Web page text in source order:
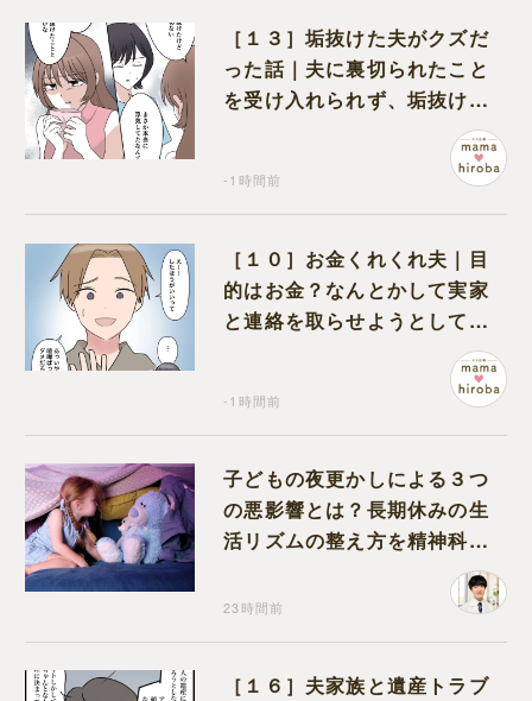
［１３］垢抜けた夫がクズだ
った話｜夫に裏切られたこと
を受け入れられず、垢抜けた
ことが関係しているのかと嘆
-1時間前
［１０］お金くれくれ夫｜目
的はお金？なんとかして実家
と連絡を取らせようとしてく
-1時間前
子どもの夜更かしによる３つ
の悪影響とは？長期休みの生
活リズムの整え方を精神科医
23時間前
［１６］夫家族と遺産トラブ